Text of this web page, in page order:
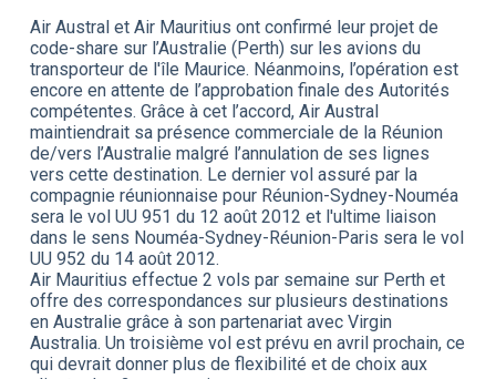
Air Austral et Air Mauritius ont confirmé leur projet de
code-share sur l’Australie (Perth) sur les avions du
transporteur de l'île Maurice. Néanmoins, l’opération est
encore en attente de l’approbation finale des Autorités
compétentes. Grâce à cet l’accord, Air Austral
maintiendrait sa présence commerciale de la Réunion
de/vers l’Australie malgré l’annulation de ses lignes
vers cette destination. Le dernier vol assuré par la
compagnie réunionnaise pour Réunion-Sydney-Nouméa
sera le vol UU 951 du 12 août 2012 et l'ultime liaison
dans le sens Nouméa-Sydney-Réunion-Paris sera le vol
UU 952 du 14 août 2012.
Air Mauritius effectue 2 vols par semaine sur Perth et
offre des correspondances sur plusieurs destinations
en Australie grâce à son partenariat avec Virgin
Australia. Un troisième vol est prévu en avril prochain, ce
qui devrait donner plus de flexibilité et de choix aux